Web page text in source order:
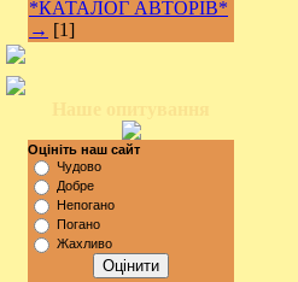
*КАТАЛОГ АВТОРІВ*
→ [1]
Оцініть наш сайт
Чудово
Добре
Непогано
Погано
Жахливо